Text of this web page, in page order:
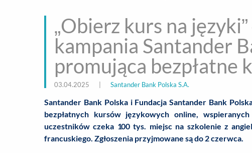
„Obierz kurs na
kampania Santander
promująca bezpłatne
03.04.2025 Santander Bank Polska S.A.
Santander Bank Polska i Fundacja Santander Bank
bezpłatnych kursów językowych online,
uczestników czeka 100 tys. miejsc na szkolenie z
francuskiego. Zgłoszenia przyjmowane są do 2 czerwca.